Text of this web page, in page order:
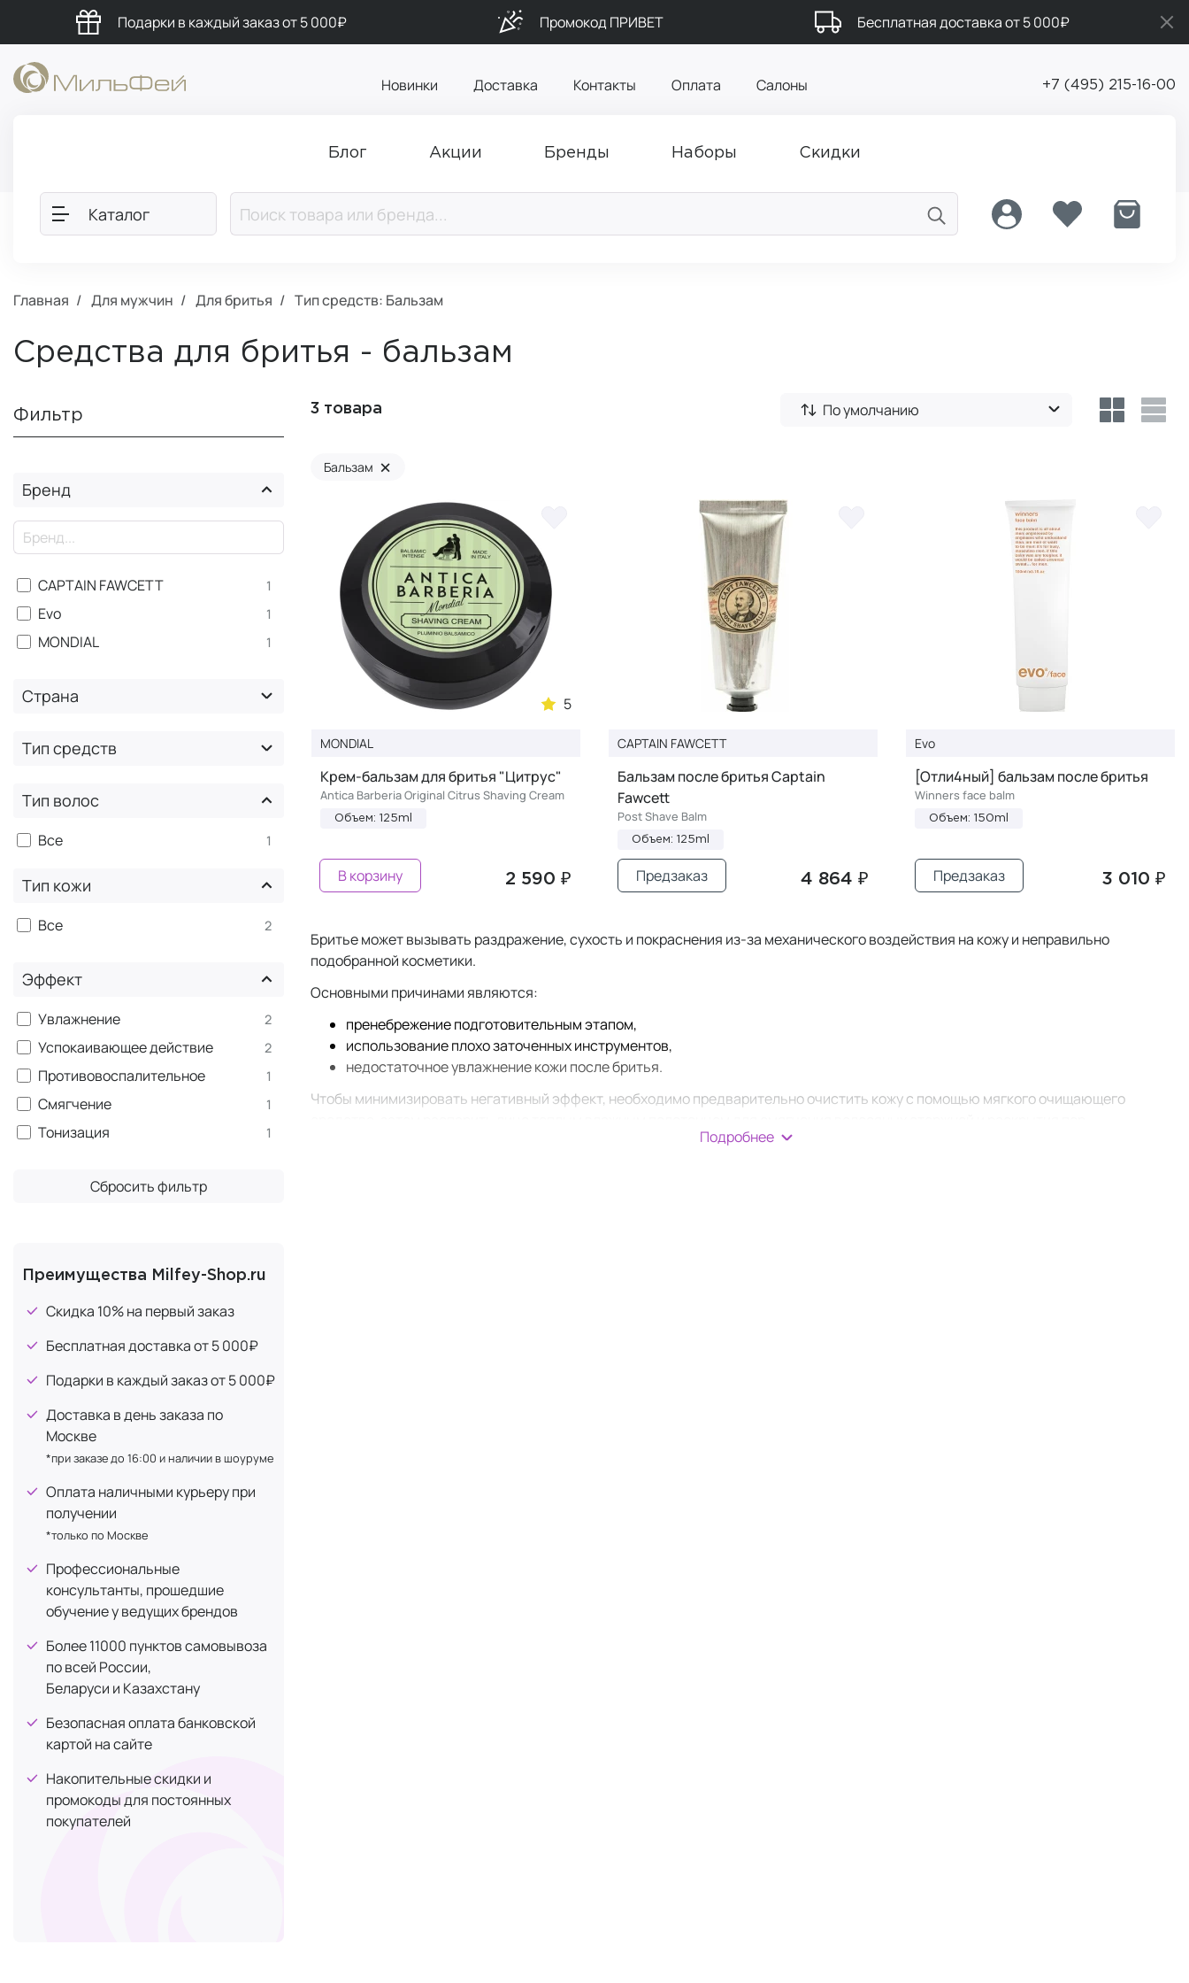
Подарки в каждый заказ от 5 000₽ Промокод ПРИВЕТ Бесплатная доставка от 5 000₽
Новинки Доставка Контакты Оплата Салоны +7 (495) 215-16-00
Блог Акции Бренды Наборы Скидки
Каталог
Главная Для мужчин Для бритья Тип средств: Бальзам
Средства для бритья - бальзам
Фильтр
Бренд
CAPTAIN FAWCETT 1
Evo 1
MONDIAL 1
Страна
Тип средств
Тип волос
Все 1
Тип кожи
Все 2
Эффект
Увлажнение 2
Успокаивающее действие 2
Противовоспалительное 1
Смягчение 1
Тонизация 1
Сбросить фильтр
Преимущества Milfey-Shop.ru
Скидка 10% на первый заказ
Бесплатная доставка от 5 000₽
Подарки в каждый заказ от 5 000₽
Доставка в день заказа по
Москве
*при заказе до 16:00 и наличии в шоуруме
Оплата наличными курьеру при
получении
*только по Москве
Профессиональные
консультанты, прошедшие
обучение у ведущих брендов
Более 11000 пунктов самовывоза
по всей России,
Беларуси и Казахстану
Безопасная оплата банковской
картой на сайте
Накопительные скидки и
промокоды для постоянных
покупателей
3 товара По умолчанию
Бальзам ×
5
MONDIAL
Крем-бальзам для бритья "Цитрус"
Antica Barberia Original Citrus Shaving Cream
Объем: 125ml
2 590 ₽
В корзину
CAPTAIN FAWCETT
Бальзам после бритья Captain
Fawcett
Post Shave Balm
Объем: 125ml
4 864 ₽
Предзаказ
Evo
[Отли4ный] бальзам после бритья
Winners face balm
Объем: 150ml
3 010 ₽
Предзаказ
Бритье может вызывать раздражение, сухость и покраснения из-за механического воздействия на кожу и неправильно
подобранной косметики.
Основными причинами являются:
пренебрежение подготовительным этапом,
использование плохо заточенных инструментов,
недостаточное увлажнение кожи после бритья.
Чтобы минимизировать негативный эффект, необходимо предварительно очистить кожу с помощью мягкого очищающего
Также важно учитывать индивидуальные особенности кожи, такие как повышенная чувствительность или склонность к
Подробнее